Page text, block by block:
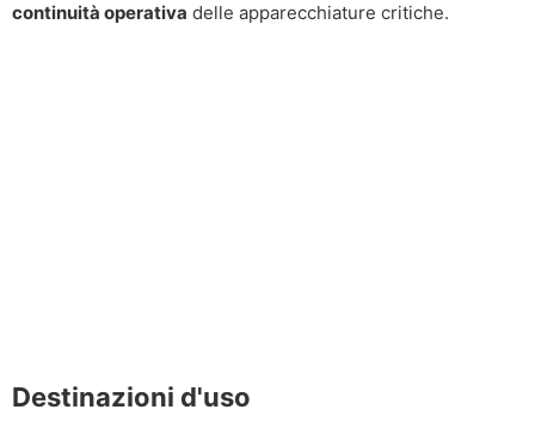
continuità operativa delle apparecchiature critiche.
Destinazioni d'uso